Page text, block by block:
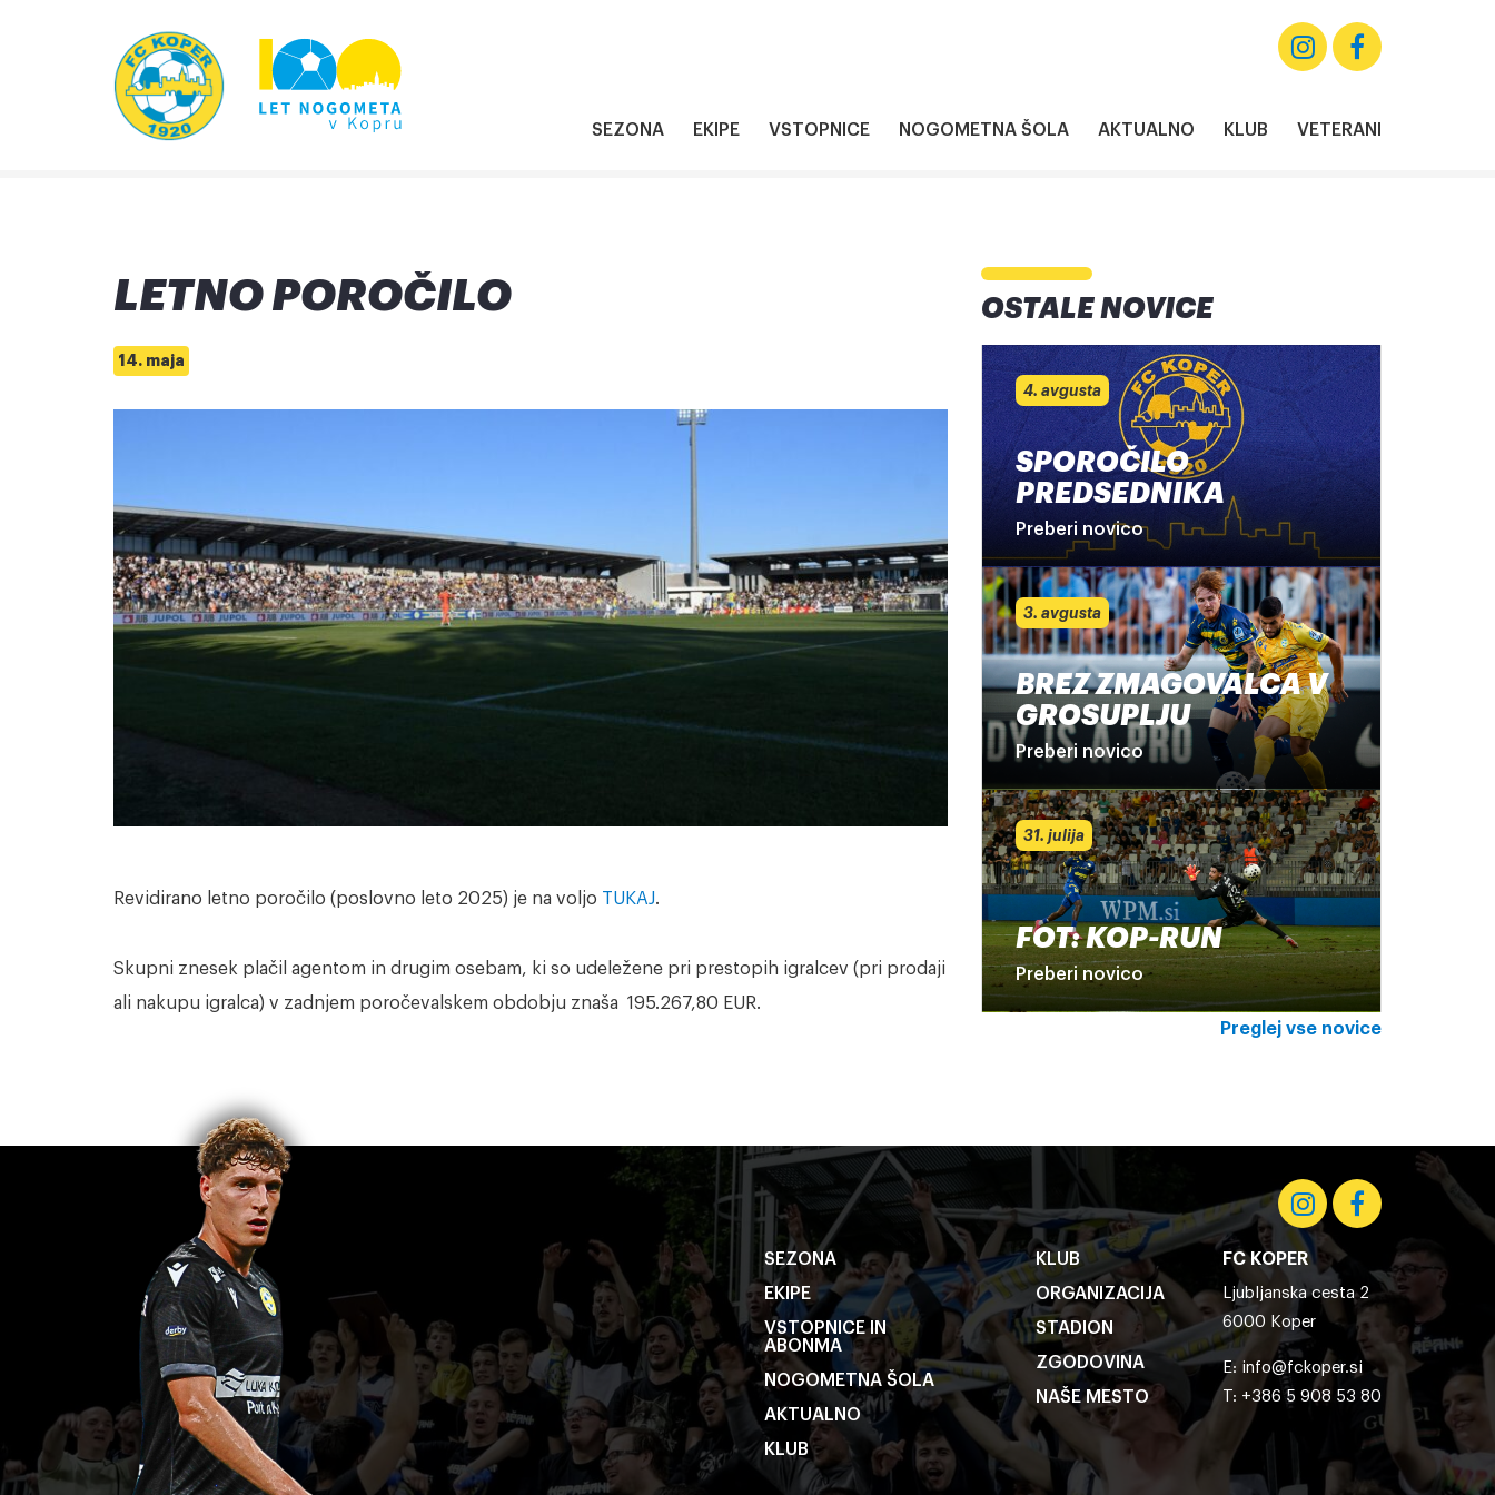
SEZONA EKIPE VSTOPNICE NOGOMETNA ŠOLA AKTUALNO KLUB VETERANI
LETNO POROČILO
14. maja
Revidirano letno poročilo (poslovno leto 2025) je na voljo TUKAJ.
Skupni znesek plačil agentom in drugim osebam, ki so udeležene pri prestopih igralcev (pri prodaji
ali nakupu igralca) v zadnjem poročevalskem obdobju znaša 195.267,80 EUR.
OSTALE NOVICE
4. avgusta
SPOROČILO
PREDSEDNIKA
Preberi novico
3. avgusta
BREZ ZMAGOVALCA V
GROSUPLJU
Preberi novico
31. julija
FOT: KOP-RUN
Preberi novico
Preglej vse novice
SEZONA
EKIPE
VSTOPNICE IN
ABONMA
NOGOMETNA ŠOLA
AKTUALNO
KLUB
KLUB
ORGANIZACIJA
STADION
ZGODOVINA
NAŠE MESTO
FC KOPER
Ljubljanska cesta 2
6000 Koper
E: info@fckoper.si
T: +386 5 908 53 80